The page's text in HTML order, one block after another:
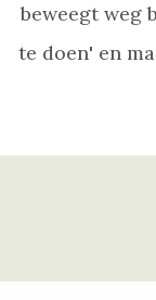
beweegt weg
te doen' en